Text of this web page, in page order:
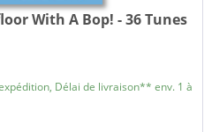
With A Bop! - 36 Tunes
Délai de livraison** env. 1 à